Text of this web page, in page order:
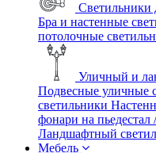
Светильники
Бра и настенные
потолочные
Уличный и
Подвесные уличные
светильники
фонари на пьедестал
Ландшафтный
Мебель